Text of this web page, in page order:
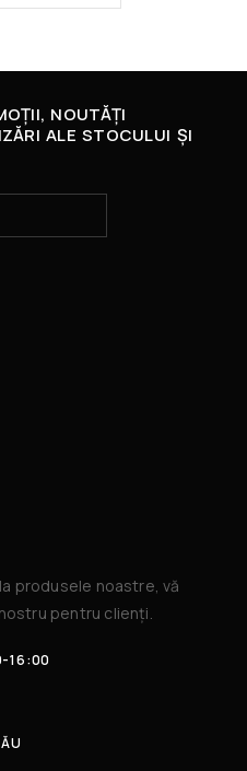
NOUTĂȚI
ALE STOCULUI ȘI
produsele noastre, vă
pentru clienți.​
16:00